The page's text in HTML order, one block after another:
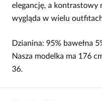
elegancję, a kontrastowy
wygląda w wielu
Dzianina: 95% bawełna
Nasza modelka ma 176
36.